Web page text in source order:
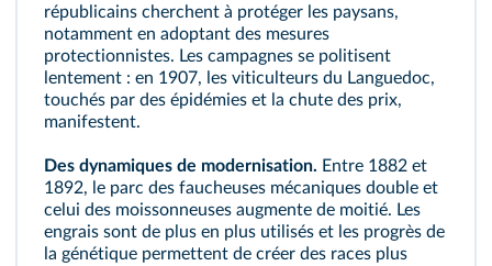
républicains cherchent à protéger les paysans,
notamment en adoptant des mesures
protectionnistes. Les campagnes se politisent
lentement : en 1907, les viticulteurs du Languedoc,
touchés par des épidémies et la chute des prix,
manifestent.
Des dynamiques de modernisation. Entre 1882 et
1892, le parc des faucheuses mécaniques double et
celui des moissonneuses augmente de moitié. Les
engrais sont de plus en plus utilisés et les progrès de
la génétique permettent de créer des races plus